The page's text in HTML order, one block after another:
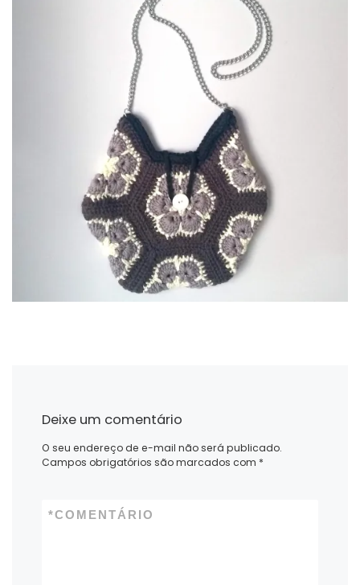
Deixe um comentário
O seu endereço de e-mail não será publicado.
Campos obrigatórios são marcados com *
COMENTÁRIO
*